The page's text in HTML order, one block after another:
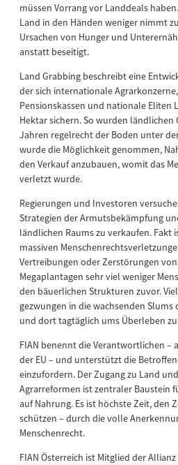
müssen Vorrang vor Landdeals
Land in den Händen weniger nimmt
Ursachen von Hunger und
anstatt beseitigt.
Land Grabbing beschreibt eine
der sich internationale
Pensionskassen und nationale Eliten
Hektar sichern. So wurden
Jahren regelrecht der Boden unter
wurde die Möglichkeit genommen,
den Verkauf anzubauen, womit das
verletzt wurde.
Regierungen und Investoren
Strategien der Armutsbekämpfung
ländlichen Raums zu verkaufen. Fakt
massiven
Vertreibungen oder Zerstörungen
Megaplantagen sehr viel weniger
den bäuerlichen Strukturen zuvor.
gezwungen in die wachsenden
und dort tagtäglich ums Überleben
FIAN benennt die Verantwortlichen –
der EU – und unterstützt die
einzufordern. Der Zugang zu Land
Agrarreformen ist zentraler Baustein
auf Nahrung. Es ist höchste Zeit, den
schützen – durch die volle
Menschenrecht.
FIAN Österreich ist Mitglied der Allianz